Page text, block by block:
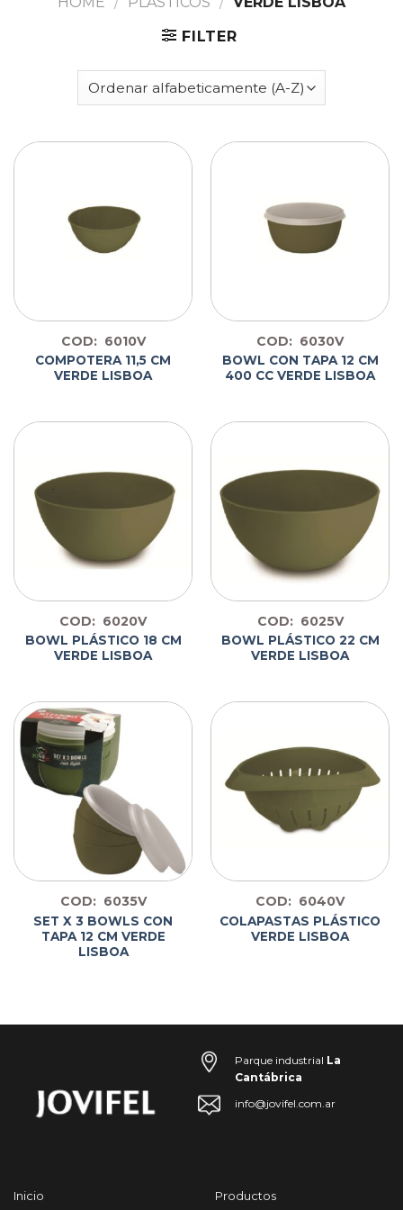
FILTER
COD: 6010V
COMPOTERA 11,5 CM
VERDE LISBOA
COD: 6030V
BOWL CON TAPA 12 CM
400 CC VERDE LISBOA
COD: 6020V
BOWL PLÁSTICO 18 CM
VERDE LISBOA
COD: 6025V
BOWL PLÁSTICO 22 CM
VERDE LISBOA
COD: 6035V
SET X 3 BOWLS CON
TAPA 12 CM VERDE
LISBOA
COD: 6040V
COLAPASTAS PLÁSTICO
VERDE LISBOA
Parque industrial La
Cantábrica
info@jovifel.com.ar
Inicio Productos